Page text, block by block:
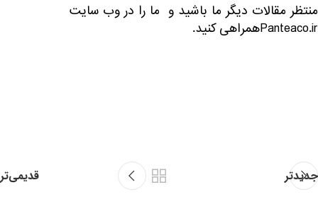
منتظر مقالات دیگر ما باشید و ما را در وب سایت
Panteaco.irهمراهی کنید.
جدیدتر قدیمی‌تر